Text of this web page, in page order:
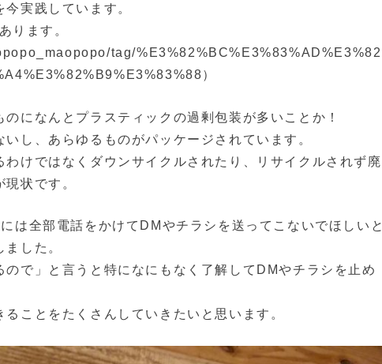
実践しています。
ります。
tag/%E3%82%BC%E3%83%AD%E3%82
）
になんとプラスティックの過剰包装が多いことか！
し、あらゆるものがパッケージされています。
わけではなくダウンサイクルされたり、リサイクルされず廃
状です。
は全部電話をかけてDMやチラシを送ってこないでほしいと
した。
ので」と言うと特になにもなく了解してDMやチラシを止め
ことをたくさんしていきたいと思います。